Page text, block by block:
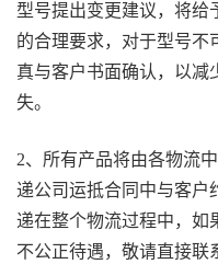
型号提出变更建议，将给
的合理要求，对于型号不
真与客户书面确认，以减
失。
2、所有产品将由各物流
递公司运抵合同中与客户
递在整个物流过程中，如
不公正待遇，敬请直接联